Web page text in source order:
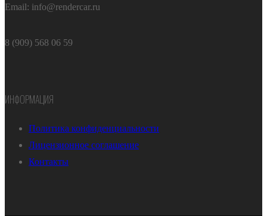
Email: info@rendercar.ru
8 (909) 568 06 59
ИНФОРМАЦИЯ
Политика конфиденциальности
Лицензионное соглашение
Контакты